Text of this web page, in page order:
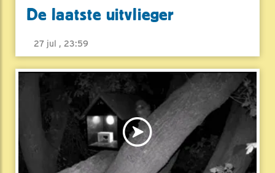
De laatste uitvlieger
27 jul , 23:59